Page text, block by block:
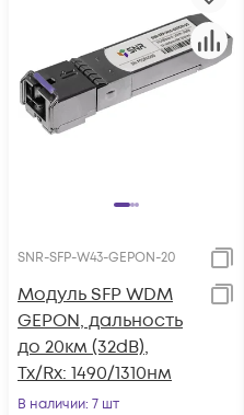
SNR-SFP-W43-GEPON-20
Модуль SFP WDM
GEPON, дальность
до 20км (32dB),
Tx/Rx: 1490/1310нм
В наличии: 7 шт